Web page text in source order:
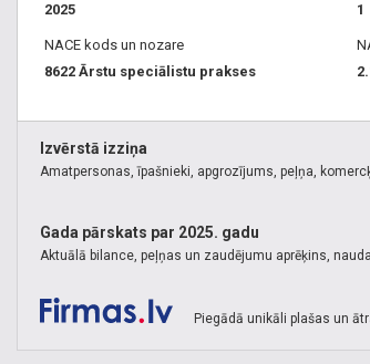
2025
1
NACE kods un nozare
8622 Ārstu speciālistu prakses
Izvērstā izziņa
Amatpersonas, īpašnieki, apgrozījums, peļņa,
Gada pārskats par 2025. gadu
Aktuālā bilance, peļņas un zaudējumu aprēķins,
Piegādā unikāli plašas un